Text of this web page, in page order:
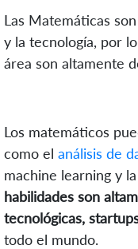
Las Matemáticas
y la tecnología, por
área son altamente
Los matemáticos
como el análisis de
machine learning y
habilidades son
tecnológicas,
todo el mundo.